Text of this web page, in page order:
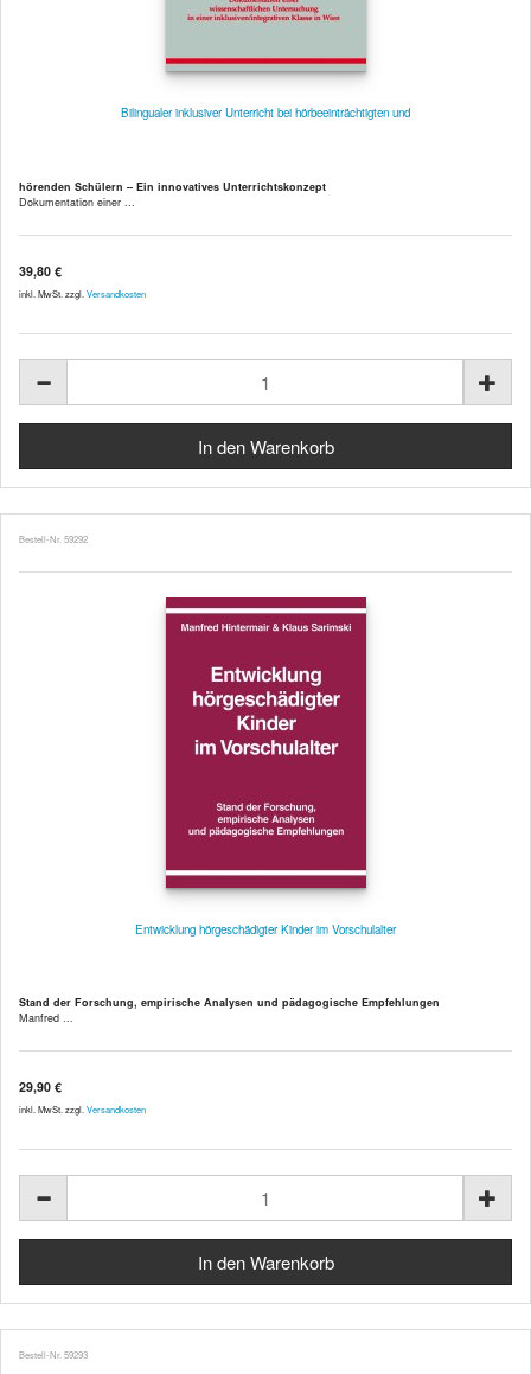
Bilingualer inklusiver Unterricht bei hörbeeinträchtigten und
hörenden Schülern – Ein innovatives Unterrichtskonzept
Dokumentation einer ...
39,80 €
inkl. MwSt. zzgl. Versandkosten
Bestell-Nr. 59292
Entwicklung hörgeschädigter Kinder im Vorschulalter
Stand der Forschung, empirische Analysen und pädagogische Empfehlungen
Manfred ...
29,90 €
inkl. MwSt. zzgl. Versandkosten
Bestell-Nr. 59293